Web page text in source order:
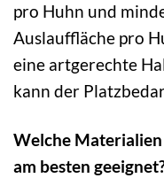
pro Huhn und
Auslauffläche pro
eine artgerechte
kann der
Welche
am besten